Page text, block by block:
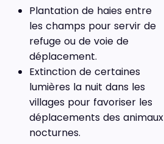
Plantation de haies entre
les champs pour servir de
refuge ou de voie de
déplacement.
Extinction de certaines
lumières la nuit dans les
villages pour favoriser les
déplacements des animaux
nocturnes.